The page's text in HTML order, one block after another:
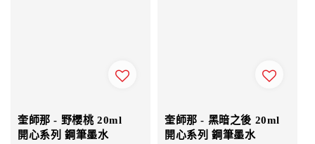
奎師那 - 野櫻桃 20ml
開心系列 鋼筆墨水
奎師那 - 黑暗之後 20ml
開心系列 鋼筆墨水